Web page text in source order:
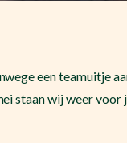
een teamuitje
staan wij weer voor